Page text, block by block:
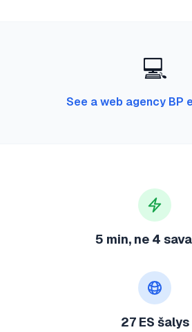
💻
See a web agency BP
5 min, ne 4
27 ES šalys